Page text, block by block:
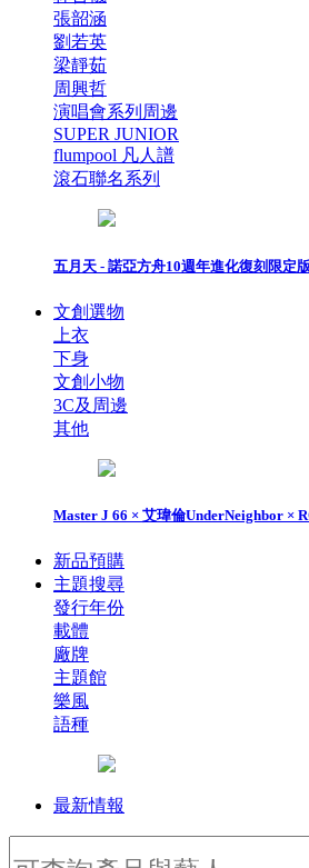
張韶涵
劉若英
梁靜茹
周興哲
演唱會系列周邊
SUPER JUNIOR
flumpool 凡人譜
滾石聯名系列
五月天 - 諾亞方舟10週年進化復刻限定
文創選物
上衣
下身
文創小物
3C及周邊
其他
Master J 66 × 艾瑋倫UnderNeighbor ×
新品預購
主題搜尋
發行年份
載體
廠牌
主題館
樂風
語種
最新情報